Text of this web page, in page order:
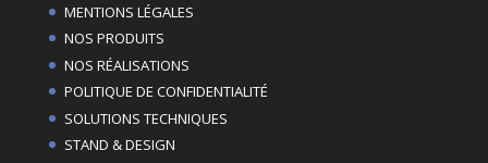
MENTIONS LÉGALES
NOS PRODUITS
NOS RÉALISATIONS
POLITIQUE DE CONFIDENTIALITÉ
SOLUTIONS TECHNIQUES
STAND & DESIGN